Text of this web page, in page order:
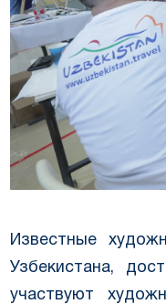
Известные
Узбекистана,
участвуют